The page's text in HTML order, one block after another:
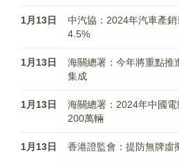
1月13日
中汽協：2024年汽車產
4.5%
1月13日
海關總署：今年將重點推
集成
1月13日
海關總署：2024年中國
200萬輛
1月13日 香港證監會：提防無牌虛